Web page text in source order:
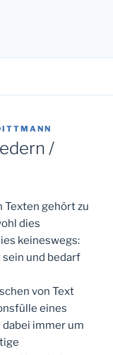
/
Texten gehört zu
dies
keineswegs:
und bedarf
von Text
eines
dabei immer um